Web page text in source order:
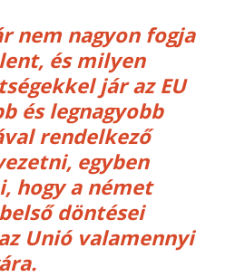
nem nagyon fogja
és milyen
jár az EU
és legnagyobb
rendelkező
egyben
hogy a német
döntései
Unió valamennyi